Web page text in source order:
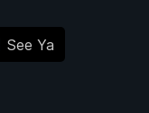
See Ya